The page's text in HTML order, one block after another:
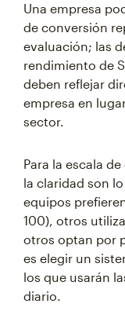
Una empresa
de conversión
evaluación; las
rendimiento de
deben reflejar
empresa en
sector.
Para la escala
la claridad son
equipos
100), otros
otros optan por
es elegir un
los que usarán
diario.